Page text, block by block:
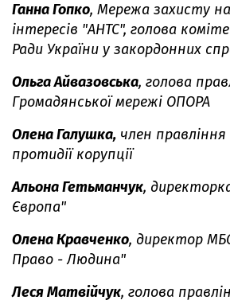
Ганна Гопко, Мережа захисту
інтересів "АНТС", голова
Ради України у закордонних
Ольга Айвазовська, голова
Громадянської мережі ОПОРА
Олена Галушка, член
протидії корупції
Альона Гетьманчук,
Європа"
Олена Кравченко, директор
Право - Людина"
Леся Матвійчук, голова